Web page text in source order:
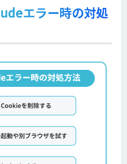
エラー時の対処